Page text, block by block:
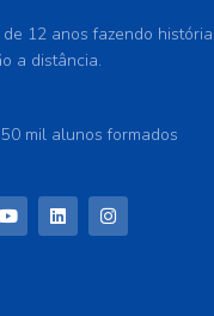
de 12 anos fazendo
a distância.
mil alunos formados